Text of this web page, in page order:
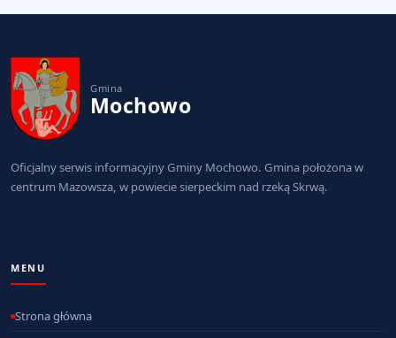
Gmina
Mochowo
Oficjalny serwis informacyjny Gminy Mochowo. Gmina położona w
centrum Mazowsza, w powiecie sierpeckim nad rzeką Skrwą.
MENU
Strona główna